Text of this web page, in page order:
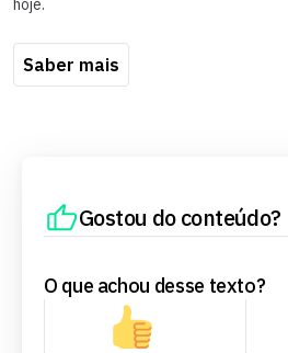
hoje.
Saber mais
Gostou do conteúdo?
O que achou desse texto?